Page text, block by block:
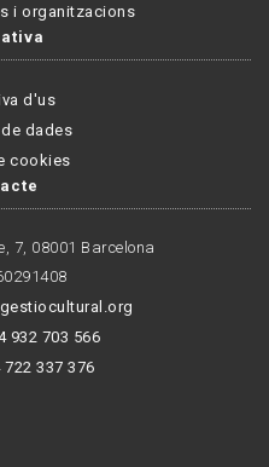
i organitzacions
d'us
dades
cookies
7, 08001 Barcelona
932 703 566
337 376